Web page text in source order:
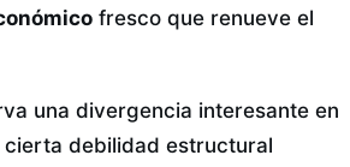
fresco que renueve el
una divergencia interesante en
debilidad estructural